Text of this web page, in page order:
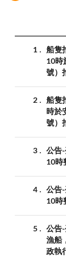
1
船隻
10時
號）
2
船隻
時於
號）
3
公告
10時
4
公告
10時
5
公告
漁船
政執